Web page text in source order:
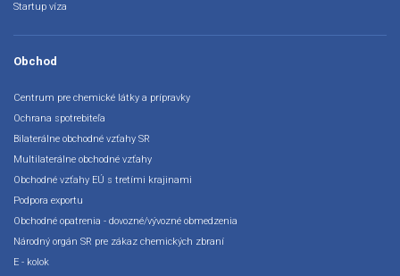
Startup víza
Obchod
Centrum pre chemické látky a prípravky
Ochrana spotrebiteľa
Bilaterálne obchodné vzťahy SR
Multilaterálne obchodné vzťahy
Obchodné vzťahy EÚ s tretími krajinami
Podpora exportu
Obchodné opatrenia - dovozné/vývozné obmedzenia
Národný orgán SR pre zákaz chemických zbraní
E - kolok